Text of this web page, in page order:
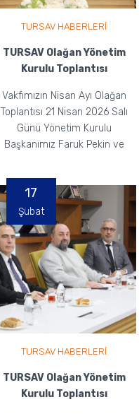
TURSAV HABERLERİ
TURSAV Olağan Yönetim
Kurulu Toplantısı
Vakfımızın Nisan Ayı Olağan
Toplantısı 21 Nisan 2026 Salı
Günü Yönetim Kurulu
Başkanımız Faruk Pekin ve
Ka...
TURSAV HABERLERİ
TURSAV Olağan Yönetim
Kurulu Toplantısı
17
Şubat